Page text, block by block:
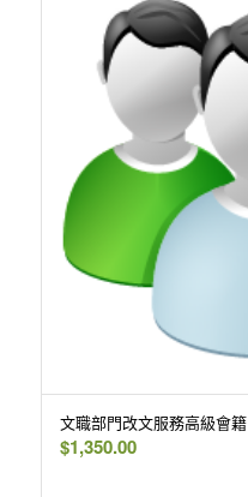
文職部門改文服務高級會籍
$1,350.00